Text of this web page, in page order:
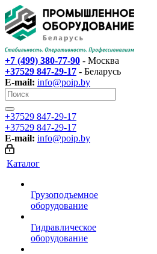
+7 (499) 380-77-90 - Москва
+37529 847-29-17‬ - Беларусь
E-mail: info@poip.by
+37529 847-29-17‬
+37529 847-29-17‬
E-mail: info@poip.by
Каталог
Грузоподъемное
оборудование
Гидравлическое
оборудование